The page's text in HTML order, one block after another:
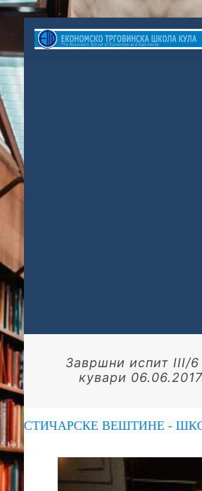
Завршни испит III/
кувари
ВЕШТИНЕ - ШКОЛА